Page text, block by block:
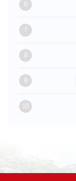
6
7
8
9
10